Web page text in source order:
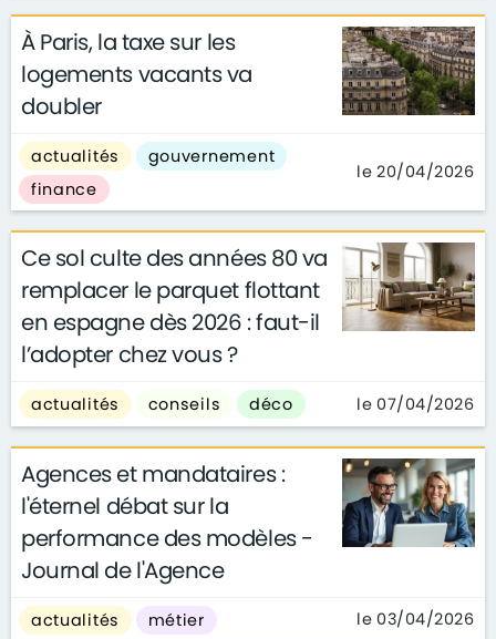
À Paris, la taxe sur les
logements vacants va
doubler
actualités
gouvernement
finance
le 20/04/2026
Ce sol culte des années 80 va
remplacer le parquet flottant
en espagne dès 2026 : faut-il
l’adopter chez vous ?
actualités conseils déco le 07/04/2026
Agences et mandataires :
l'éternel débat sur la
performance des modèles -
Journal de l'Agence
actualités métier le 03/04/2026